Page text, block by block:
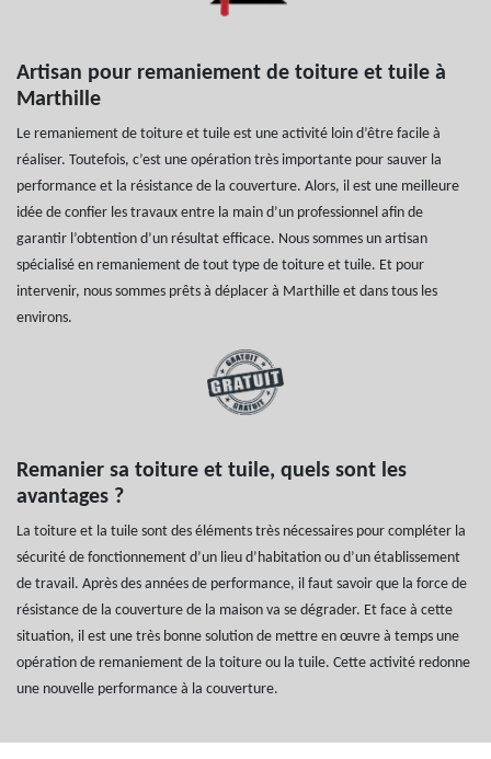
Artisan pour remaniement de toiture et tuile à
Marthille
Le remaniement de toiture et tuile est une activité loin d’être facile à
réaliser. Toutefois, c’est une opération très importante pour sauver la
performance et la résistance de la couverture. Alors, il est une meilleure
idée de confier les travaux entre la main d’un professionnel afin de
garantir l’obtention d’un résultat efficace. Nous sommes un artisan
spécialisé en remaniement de tout type de toiture et tuile. Et pour
intervenir, nous sommes prêts à déplacer à Marthille et dans tous les
environs.
Remanier sa toiture et tuile, quels sont les
avantages ?
La toiture et la tuile sont des éléments très nécessaires pour compléter la
sécurité de fonctionnement d’un lieu d’habitation ou d’un établissement
de travail. Après des années de performance, il faut savoir que la force de
résistance de la couverture de la maison va se dégrader. Et face à cette
situation, il est une très bonne solution de mettre en œuvre à temps une
opération de remaniement de la toiture ou la tuile. Cette activité redonne
une nouvelle performance à la couverture.